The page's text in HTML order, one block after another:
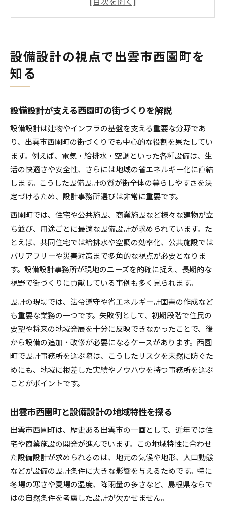
設備設計が出雲の生活と企業に与える影響とは
機械設備設計が実現する快適な空間づくり
機械技術が設備設計に与える影響を解説
就職先選びに役立つ設備設計の基本
設備設計職で求められる基本スキルと資質
電気設備設計会社と設備設計の違いと選び方
設備設計業界で働く上での職場環境の特徴
就職先選びに役立つ設備設計の仕事内容とは
設備設計事務所に求められる専門知識を整理
出雲市西園町で設備設計を考えるなら
西園町で設備設計事務所を探す際の着眼点
総合技研設計や電気設計事務所の選び方
設備設計で重視したい出雲地域の特性とは
出雲 設計事務所が持つ設備設計の強みを紹介
電気設備設計事務所と設備設計の業務範囲
設計事務所の仕事内容と今後の動向
設備設計事務所で担う主な仕事内容を解説
機械設計と設備設計の仕事の違いと役割
電気設備設計事務所の業務領域と最新動向
設備設計業界の今後の展望とキャリア形成
地元で活かせる設備設計のキャリア戦略
設備設計を活かせる地元キャリアの進め方
地元設計事務所で設備設計スキルを伸ばすには
設備設計の経験を活かした転職やキャリア形成
設備設計で地元貢献を目指す働き方の魅力
電気設備設計 会社で広がるキャリアの可能性
設備設計の視点で出雲市西園町を
知る
設備設計が支える西園町の街づくりを解説
設備設計は建物やインフラの基盤を支える重要な分野であ
り、出雲市西園町の街づくりでも中心的な役割を果たしてい
ます。例えば、電気・給排水・空調といった各種設備は、生
活の快適さや安全性、さらには地域の省エネルギー化に直結
します。こうした設備設計の質が街全体の暮らしやすさを決
定づけるため、設計事務所選びは非常に重要です。
西園町では、住宅や公共施設、商業施設など様々な建物が立
ち並び、用途ごとに最適な設備設計が求められています。た
とえば、共同住宅では給排水や空調の効率化、公共施設では
バリアフリーや災害対策まで多角的な視点が必要となりま
す。設備設計事務所が現地のニーズを的確に捉え、長期的な
視野で街づくりに貢献している事例も多く見られます。
設計の現場では、法令遵守や省エネルギー計画書の作成など
も重要な業務の一つです。失敗例として、初期段階で住民の
要望や将来の地域発展を十分に反映できなかったことで、後
から設備の追加・改修が必要になるケースがあります。西園
町で設計事務所を選ぶ際は、こうしたリスクを未然に防ぐた
めにも、地域に根差した実績やノウハウを持つ事務所を選ぶ
ことがポイントです。
出雲市西園町と設備設計の地域特性を探る
出雲市西園町は、歴史ある出雲市の一画として、近年では住
宅や商業施設の開発が進んでいます。この地域特性に合わせ
た設備設計が求められるのは、地元の気候や地形、人口動態
などが設備の設計条件に大きな影響を与えるためです。特に
冬場の寒さや夏場の湿度、降雨量の多さなど、島根県ならで
はの自然条件を考慮した設計が欠かせません。